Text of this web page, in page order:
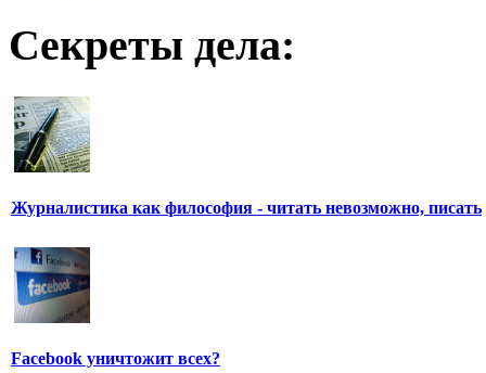
Секреты дела:
Журналистика как философия - читать невозможно, писать
Facebook уничтожит всех?